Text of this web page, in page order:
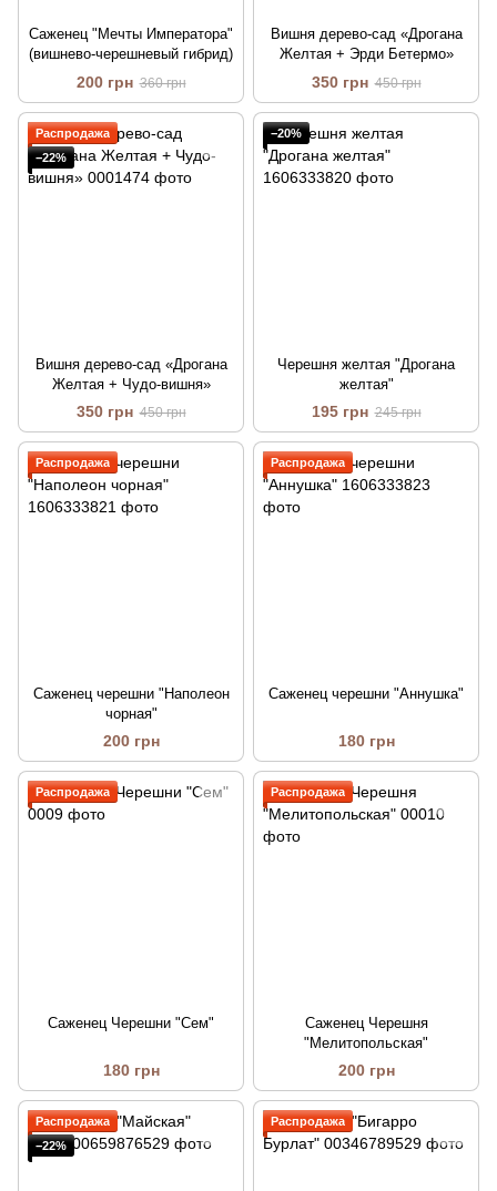
Саженец "Мечты Императора"
(вишнево-черешневый гибрид)
200 грн 360 грн
Вишня дерево-сад «Дрогана
Желтая + Эрди Бетермо»
350 грн 450 грн
Распродажа
−22%
Вишня дерево-сад «Дрогана
Желтая + Чудо-вишня»
350 грн 450 грн
−20%
Черешня желтая "Дрогана
желтая"
195 грн 245 грн
Распродажа
Саженец черешни "Наполеон
чорная"
200 грн
Распродажа
Саженец черешни "Аннушка"
180 грн
Распродажа
Саженец Черешни "Сем"
180 грн
Распродажа
Саженец Черешня
"Мелитопольская"
200 грн
Распродажа
−22%
Распродажа